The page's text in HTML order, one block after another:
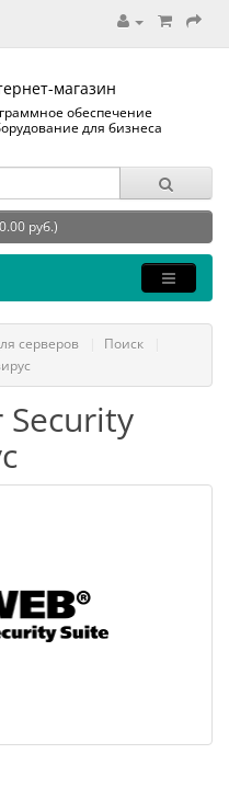
магазин
обеспечение
для бизнеса
руб.)
серверов
Поиск